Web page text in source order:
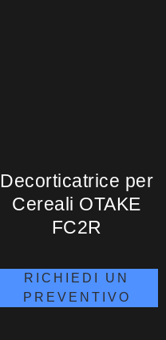
Decorticatrice per
Cereali OTAKE
FC2R
RICHIEDI UN
PREVENTIVO